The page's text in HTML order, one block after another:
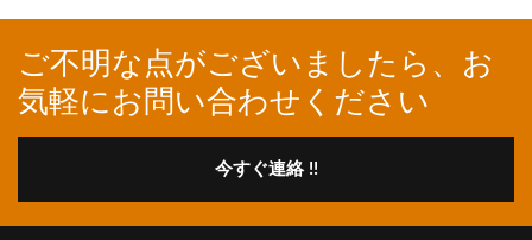
ご不明な点がございましたら、お
気軽にお問い合わせください
今すぐ連絡 !!